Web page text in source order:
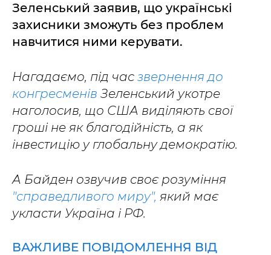
Зеленський заявив, що українські
захисники зможуть без проблем
навчитися ними керувати.
Нагадаємо, під час звернення до
конгресменів Зеленський укотре
наголосив, що США виділяють свої
гроші не як благодійність, а як
інвестицію у глобальну демократію.
А Байден озвучив своє розуміння
"справедливого миру", який має
укласти Україна і РФ.
ВАЖЛИВЕ ПОВІДОМЛЕННЯ ВІД